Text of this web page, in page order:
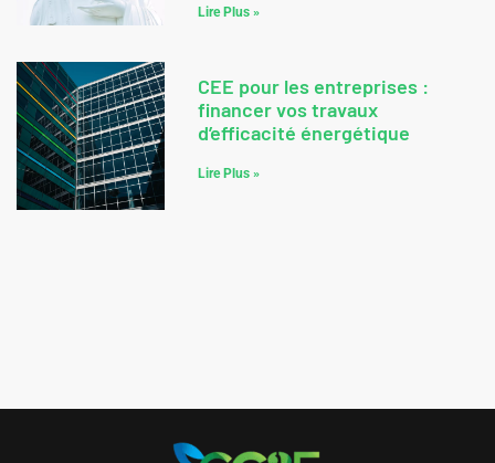
Lire Plus »
CEE pour les entreprises :
financer vos travaux
d’efficacité énergétique
Lire Plus »